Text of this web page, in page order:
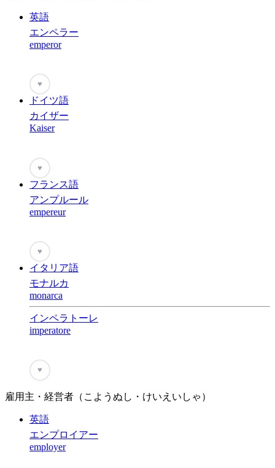
英語
エンペラー
emperor
♥
ドイツ語
カイザー
Kaiser
♥
フランス語
アンプルール
empereur
♥
イタリア語
モナルカ
monarca
インペラトーレ
imperatore
♥
雇用主・経営者（こようぬし・けいえいしゃ）
英語
エンプロイアー
employer